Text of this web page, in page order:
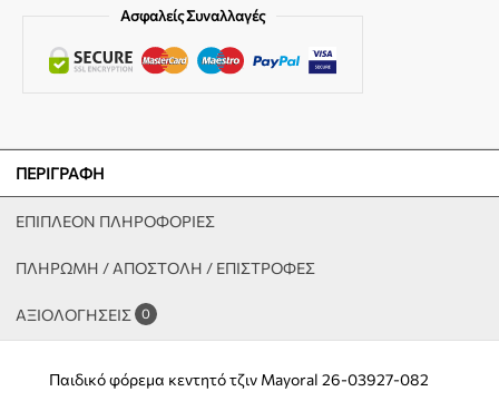
Ασφαλείς Συναλλαγές
ΠΕΡΙΓΡΑΦΉ
ΕΠΙΠΛΈΟΝ ΠΛΗΡΟΦΟΡΊΕΣ
ΠΛΗΡΩΜΗ / ΑΠΟΣΤΟΛΗ / ΕΠΙΣΤΡΟΦΕΣ
ΑΞΙΟΛΟΓΉΣΕΙΣ 0
Παιδικό φόρεμα κεντητό τζιν Mayoral 26-03927-082